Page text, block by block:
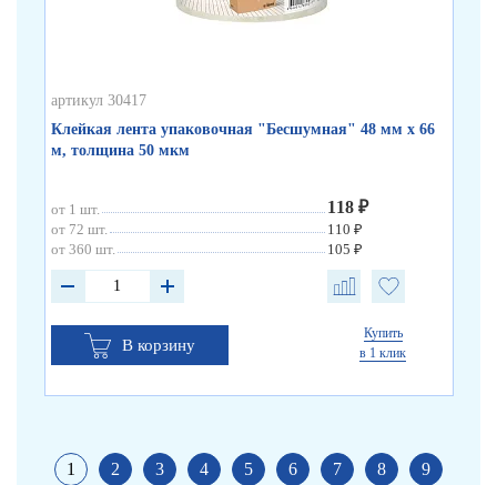
артикул 30417
Клейкая лента упаковочная "Бесшумная" 48 мм х 66
м, толщина 50 мкм
от 1 шт. 118 ₽
от 72 шт.
110 ₽
от 360 шт.
105 ₽
В корзину
Купить
в 1 клик
1 2 3 4 5 6 7 8 9